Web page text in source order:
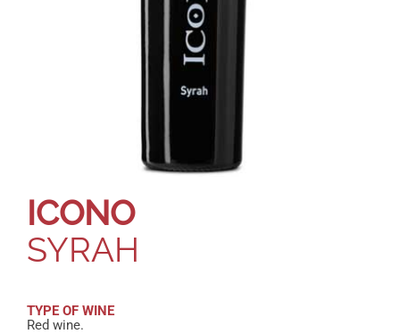
ICONO
SYRAH
TYPE OF WINE
Red wine.